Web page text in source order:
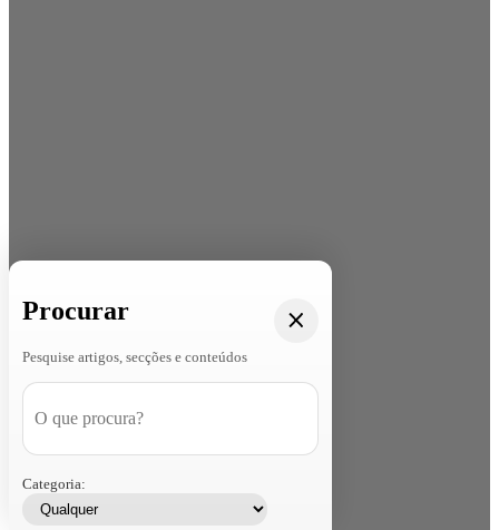
Procurar
Pesquise artigos, secções e conteúdos
Categoria: